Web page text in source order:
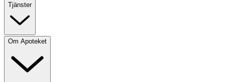
Tjänster
Om Apoteket